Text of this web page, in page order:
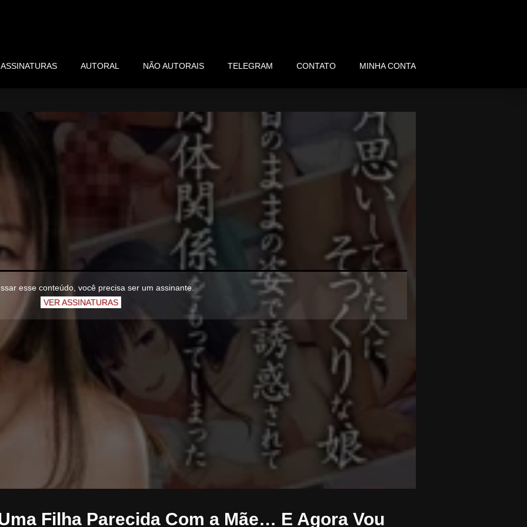
ASSINATURAS AUTORAL NÃO AUTORAIS TELEGRAM CONTATO MINHA CONTA
esse conteúdo, você precisa ser um assinante.
VER ASSINATURAS
Filha Parecida Com a Mãe… E Agora Vou